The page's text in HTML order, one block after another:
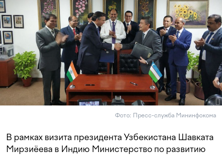
Фото: Пресс-служба Мининфокома
В рамках визита президента Узбекистана Шавката
Мирзиёева в Индию Министерство по развитию